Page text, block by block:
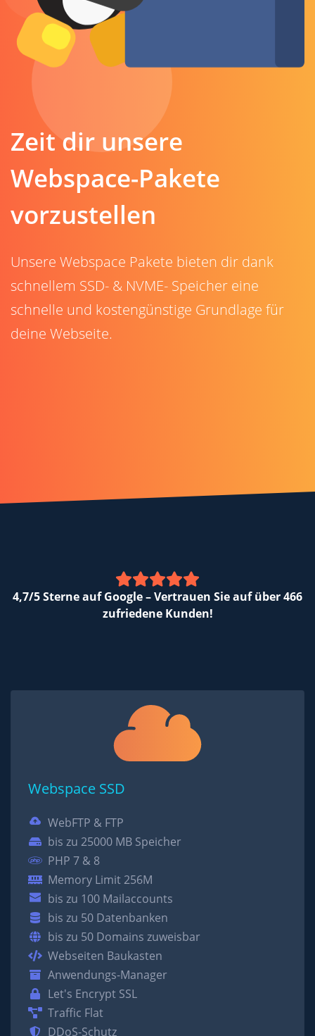
Zeit dir unsere
Webspace-Pakete
vorzustellen
Unsere Webspace Pakete bieten dir dank
schnellem SSD- & NVME- Speicher eine
schnelle und kostengünstige Grundlage für
deine Webseite.
4,7/5 Sterne auf Google – Vertrauen Sie auf über 466
zufriedene Kunden!
Webspace SSD
WebFTP & FTP
bis zu 25000 MB Speicher
PHP 7 & 8
Memory Limit 256M
bis zu 100 Mailaccounts
bis zu 50 Datenbanken
bis zu 50 Domains zuweisbar
Webseiten Baukasten
Anwendungs-Manager
Let's Encrypt SSL
Traffic Flat
DDoS-Schutz